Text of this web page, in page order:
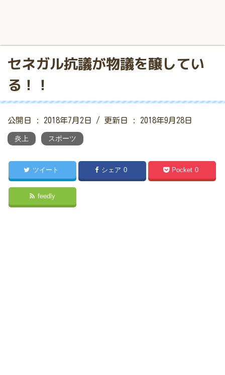
セネガル抗議が物議を醸してい
る！！
公開日 : 2018年7月2日 / 更新日 : 2018年9月28日
炎上 スポーツ
ツイート シェア 0 Pocket 0
feedly